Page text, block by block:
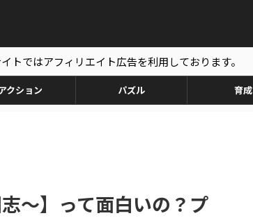
トではアフィリエイト広告を利用しております。
クション パズル 育成
～】って面白いの？プ